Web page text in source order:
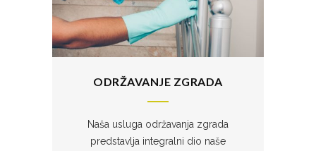
ODRŽAVANJE ZGRADA
Naša usluga održavanja zgrada
predstavlja integralni dio naše